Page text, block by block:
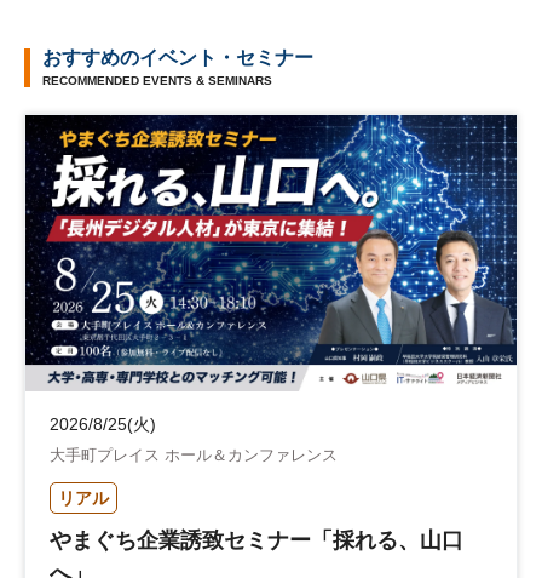
おすすめのイベント・セミナー
RECOMMENDED EVENTS & SEMINARS
2026/8/25(火)
大手町プレイス ホール＆カンファレンス
リアル
やまぐち企業誘致セミナー「採れる、山口